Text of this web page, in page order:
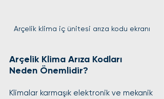
Arçelik klima iç ünitesi arıza kodu ekranı
Arçelik Klima Arıza Kodları
Neden Önemlidir?
Klimalar karmaşık elektronik ve mekanik